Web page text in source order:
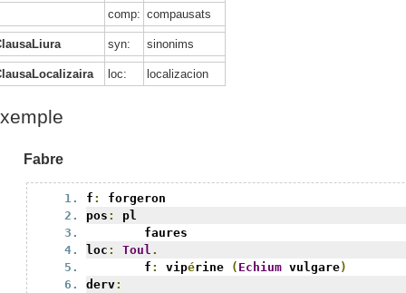
comp: compausats
syn: sinonims
loc: localizacion
Fabre
f :
forgeron
pos :
pl
	faures
loc : Toul .
	f
: vipérine ( Echium vulgare)
derv: